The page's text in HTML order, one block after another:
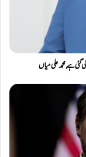
ہے, محمد علی میاں